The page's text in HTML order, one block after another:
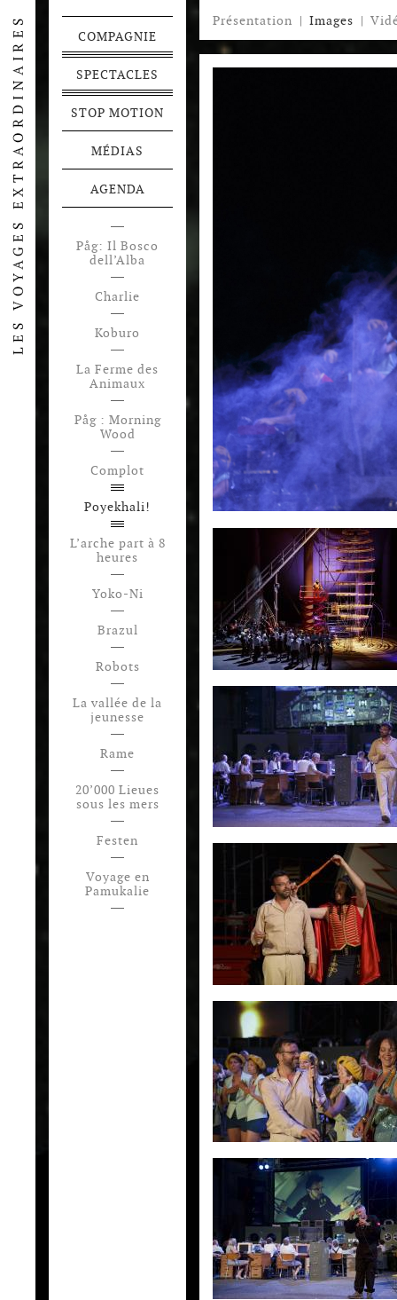
Présentation | Images |
COMPAGNIE
SPECTACLES
STOP MOTION
MÉDIAS
AGENDA
Påg: Il Bosco
dell’Alba
Charlie
Koburo
La Ferme des
Animaux
Påg : Morning
Wood
Complot
Poyekhali!
L’arche part à 8
heures
Yoko-Ni
Brazul
Robots
La vallée de la
jeunesse
Rame
20’000 Lieues
sous les mers
Festen
Voyage en
Pamukalie